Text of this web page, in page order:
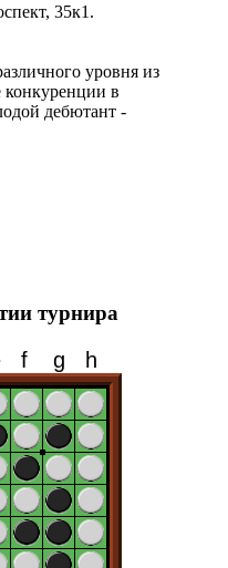
35к1.
уровня из
конкуренции в
дебютант -
турнира